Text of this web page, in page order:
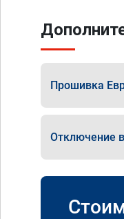
Прошивка
Отключение